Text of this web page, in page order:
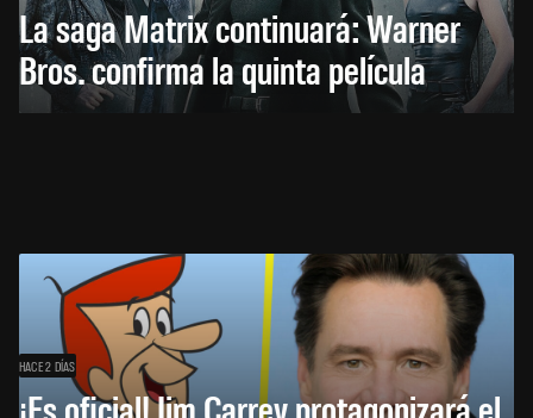
La saga Matrix continuará: Warner
Bros. confirma la quinta película
HACE 2 DÍAS
¡Es oficial! Jim Carrey protagonizará el